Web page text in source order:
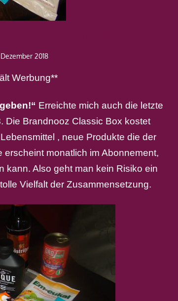
2018
Werbung**
Erreichte mich auch die letzte
Die Brandnooz Classic Box kostet
, neue Produkte die der
monatlich im Abonnement,
kann. Also geht man kein Risiko ein
Vielfalt der Zusammensetzung.